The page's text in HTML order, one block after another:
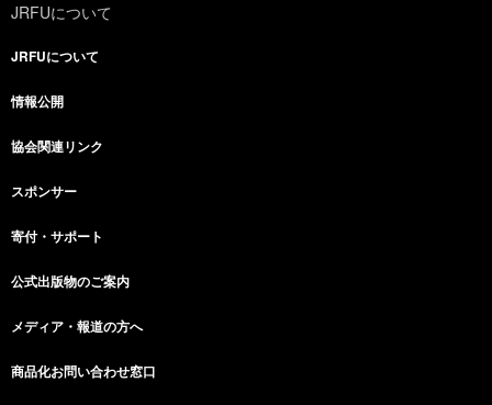
JRFUについて
JRFUについて
情報公開
協会関連リンク
スポンサー
寄付・サポート
公式出版物のご案内
メディア・報道の方へ
商品化お問い合わせ窓口